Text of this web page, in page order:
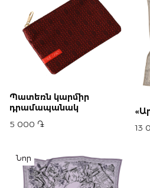
Պատեռն կարմիր
դրամապանակ
5 000 ֏
13
Նոր